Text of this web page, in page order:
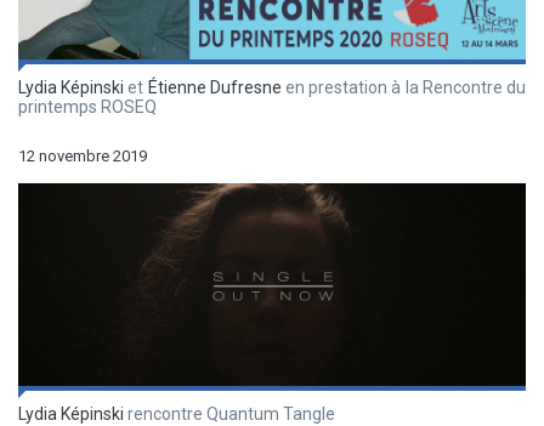
Lydia Képinski et Étienne Dufresne en prestation à la Rencontre du
printemps ROSEQ
12 novembre 2019
Lydia Képinski rencontre Quantum Tangle